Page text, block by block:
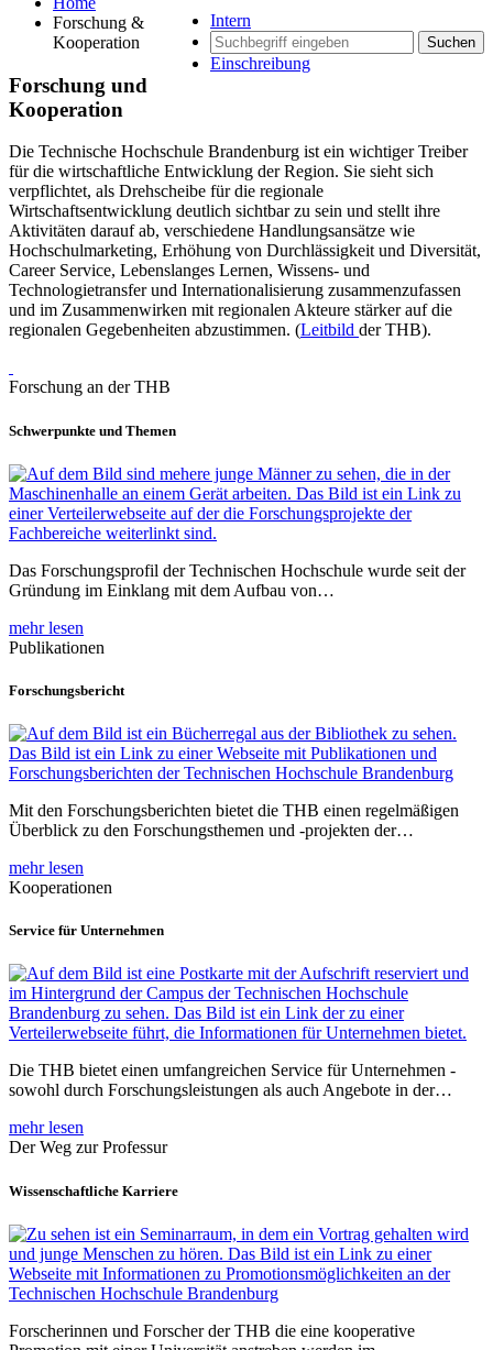
Intern
Suchen
Einschreibung
Forschung &
Kooperation
Forschung und
Kooperation
Die Technische Hochschule Brandenburg ist ein wichtiger Treiber
für die wirtschaftliche Entwicklung der Region. Sie sieht sich
verpflichtet, als Drehscheibe für die regionale
Wirtschaftsentwicklung deutlich sichtbar zu sein und stellt ihre
Aktivitäten darauf ab, verschiedene Handlungsansätze wie
Hochschulmarketing, Erhöhung von Durchlässigkeit und Diversität,
Career Service, Lebenslanges Lernen, Wissens- und
Technologietransfer und Internationalisierung zusammenzufassen
und im Zusammenwirken mit regionalen Akteure stärker auf die
regionalen Gegebenheiten abzustimmen. (Leitbild der THB).
Forschung an der THB
Schwerpunkte und Themen
Das Forschungsprofil der Technischen Hochschule wurde seit der
Gründung im Einklang mit dem Aufbau von…
mehr lesen
Publikationen
Forschungsbericht
Mit den Forschungsberichten bietet die THB einen regelmäßigen
Überblick zu den Forschungsthemen und -projekten der…
mehr lesen
Kooperationen
Service für Unternehmen
Die THB bietet einen umfangreichen Service für Unternehmen -
sowohl durch Forschungsleistungen als auch Angebote in der…
mehr lesen
Der Weg zur Professur
Wissenschaftliche Karriere
Forscherinnen und Forscher der THB die eine kooperative